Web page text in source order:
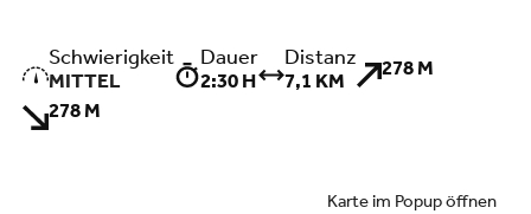
Schwierigkeit
MITTEL
Dauer
2:30 H
Distanz
7,1 KM
278 M
278 M
Karte im Popup öffnen